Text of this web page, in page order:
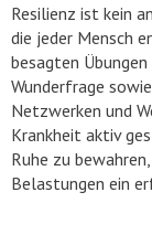
Resilienz ist kein
die jeder Mensch
besagten
Wunderfrage
Netzwerken und
Krankheit aktiv
Ruhe zu
Belastungen ein